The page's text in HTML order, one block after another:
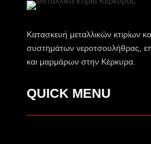
Κατασκευή μεταλλικών κτιρίων
συστημάτων νεροτσουλήθρας,
και μαρμάρων στην Κέρκυρα.
QUICK MENU